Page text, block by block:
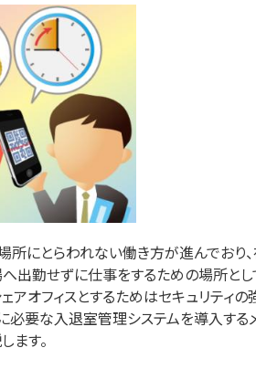
所にとらわれない働き方が進んでおり
出勤せずに仕事をするための場所とし
アオフィスとするためはセキュリティ
必要な入退室管理システムを導入す
ます。